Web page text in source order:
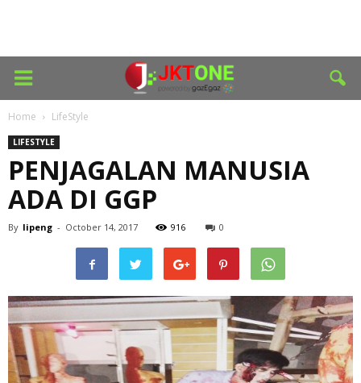
Home LifeStyle
LIFESTYLE
PENJAGALAN MANUSIA
ADA DI GGP
By lipeng - October 14, 2017 916 0